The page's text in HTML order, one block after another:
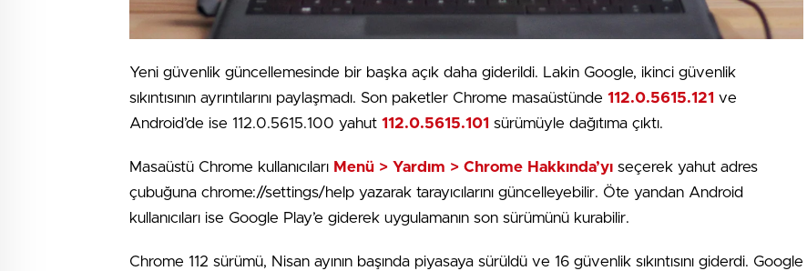
Yeni güvenlik güncellemesinde bir başka açık daha giderildi. Lakin Google, ikinci güvenlik
sıkıntısının ayrıntılarını paylaşmadı. Son paketler Chrome masaüstünde 112.0.5615.121 ve
Android’de ise 112.0.5615.100 yahut 112.0.5615.101 sürümüyle dağıtıma çıktı.
Masaüstü Chrome kullanıcıları Menü > Yardım > Chrome Hakkında’yı seçerek yahut adres
çubuğuna chrome://settings/help yazarak tarayıcılarını güncelleyebilir. Öte yandan Android
kullanıcıları ise Google Play’e giderek uygulamanın son sürümünü kurabilir.
Chrome 112 sürümü, Nisan ayının başında piyasaya sürüldü ve 16 güvenlik sıkıntısını giderdi. Google